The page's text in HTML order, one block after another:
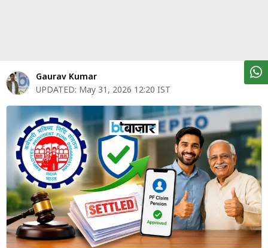
शेयर
बाज़ार
ट्रेंडिंग
बिजनेस
न्यूज
वीडियो
म्यूचुअल
फंड
Gaurav Kumar
UPDATED: May 31, 2026 12:20 IST